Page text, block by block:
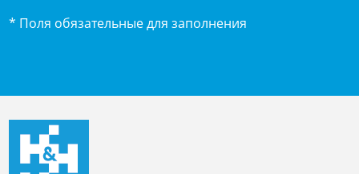
* Поля обязательные для заполнения